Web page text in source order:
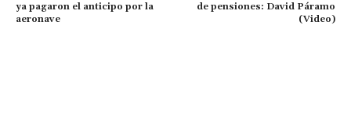
ya pagaron el anticipo por la
aeronave
de pensiones: David Páramo
(Video)